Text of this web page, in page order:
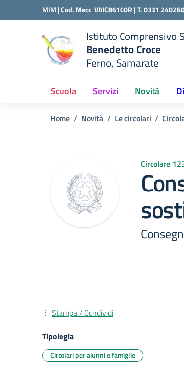
Vai ai contenuti
Vai al menu di navigazione
MIM |Cod. Mecc. VAIC86100R | T. 0331
scuola
Istituto Comprensivo
Benedetto Croce
Ferno, Samarate
Scuola Servizi Novità
Home Novità Le circolari
Circolare
Stampa / Condividi
Tipologia
Circolari per alunni e famiglie